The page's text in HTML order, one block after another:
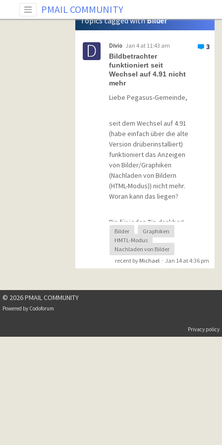
PMAIL COMMUNITY
Tag: Bilder
Topics tagged withBilder
3
Divio Jan 4 at 11:43 am
Bildbetrachter
funktioniert seit
Wechsel auf 4.91 nicht
mehr
Liebe Pegasus-Gemeinde,
seit dem Wechsel auf 4.91
(habe einfach über die alte
Version drüberinstalliert)
funktioniert das Anzeigen
von Bilder/Graphiken
(Nachladen von Bildern
(HTML-Modus)) nicht mehr.
Woran kann das liegen?
Bin für jeden Tip dankbar!
Viele Grüße
Divio
Bilder
Graphiken
HMTL-Modus
Nachladen von Bilder
recent by Michael · Jan 14 at 4:36 pm
© 2026 PMAIL COMMUNITY
Powered by Codoforum
Privacy policy